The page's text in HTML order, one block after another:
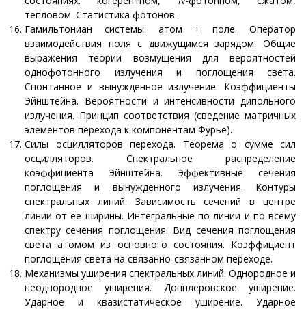
тепловом. Статистика фотонов.
Гамильтониан системы: атом + поле. Оператор
взаимодействия поля с движущимся зарядом. Общие
выражения теории возмущения для вероятностей
однофотонного излучения и поглощения света.
Спонтанное и вынужденное излучение. Коэффициенты
Эйнштейна. Вероятности и интенсивности дипольного
излучения. Принцип соответствия (сведение матричных
элементов перехода к компонентам Фурье).
Cилы осцилляторов перехода. Теорема о сумме сил
осцилляторов. Спектральное распределение
коэффициента Эйнштейна. Эффективные сечения
поглощения и вынужденного излучения. Контуры
спектральных линий. Зависимость сечений в центре
линии от ее ширины. Интегральные по линии и по всему
спектру сечения поглощения. Вид сечения поглощения
света атомом из основного состояния. Коэффициент
поглощения света на связанно-связанном переходе.
Механизмы уширения спектральных линий. Однородное и
неоднородное уширения. Допплеровское уширение.
Ударное и квазистатическое уширение. Ударное